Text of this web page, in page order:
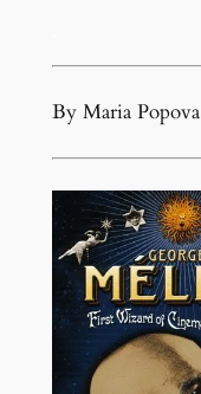
By Maria Popova